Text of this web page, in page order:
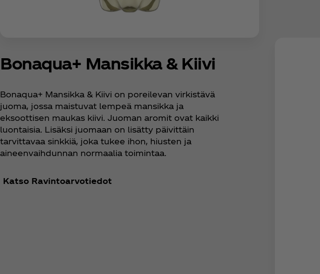
Bonaqua+ Mansikka & Kiivi
Bonaqua+ Mansikka & Kiivi on poreilevan virkistävä
juoma, jossa maistuvat lempeä mansikka ja
eksoottisen maukas kiivi. Juoman aromit ovat kaikki
luontaisia. Lisäksi juomaan on lisätty päivittäin
tarvittavaa sinkkiä, joka tukee ihon, hiusten ja
aineenvaihdunnan normaalia toimintaa.
Katso Ravintoarvotiedot